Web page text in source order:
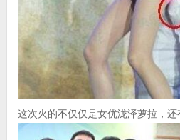
这次火的不仅仅是女优泷泽萝拉，还